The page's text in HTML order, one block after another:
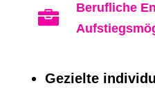

Berufliche
Gezielte